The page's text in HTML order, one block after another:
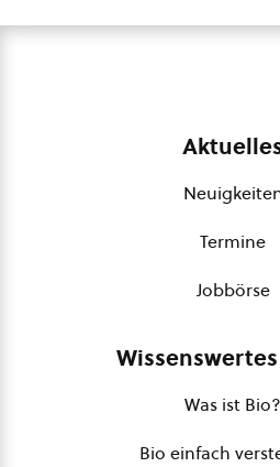
Termine
Jobbörse
Was ist Bio?
Bio einfach